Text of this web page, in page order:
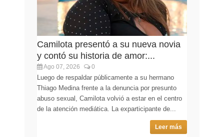
Camilota presentó a su nueva novia
y contó su historia de amor:...
Ago 07, 2026 0
Luego de respaldar públicamente a su hermano
Thiago Medina frente a la denuncia por presunto
abuso sexual, Camilota volvió a estar en el centro
de la atención mediática. La exparticipante de...
Leer más